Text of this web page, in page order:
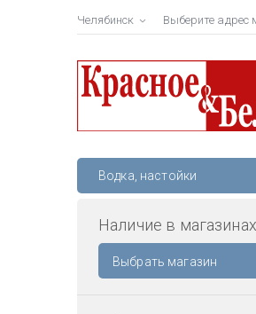
Челябинск Выберите адрес
Водка, настойки
Наличие в магазинах
Выбрать магазин